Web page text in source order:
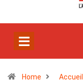
Home Accueil